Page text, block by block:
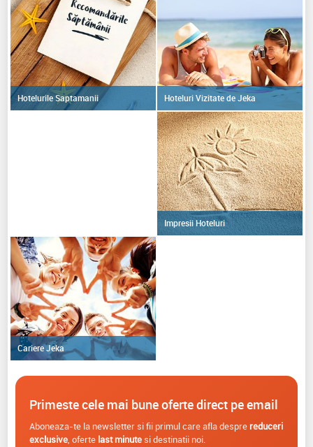
Hotelurile Saptamanii Hoteluri Vizitate de Jeka
Impresii Hoteluri
Cariere Jeka
Primeste cele mai bune oferte direct pe email
Aboneaza-te la newsletter si fii primul care afla despre reduceri
exclusive, oferte last minutesi destinatii noi.